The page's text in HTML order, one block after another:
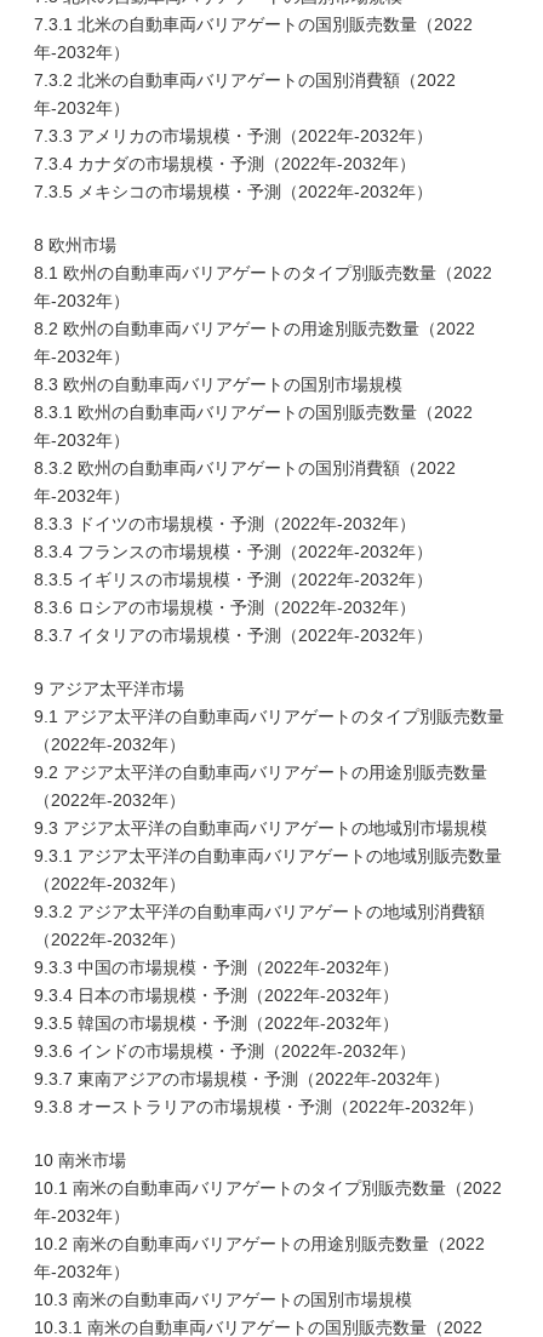
7.3.1 北米の自動車両バリアゲートの国別販売数量（2022
年-2032年）
7.3.2 北米の自動車両バリアゲートの国別消費額（2022
年-2032年）
7.3.3 アメリカの市場規模・予測（2022年-2032年）
7.3.4 カナダの市場規模・予測（2022年-2032年）
7.3.5 メキシコの市場規模・予測（2022年-2032年）
8 欧州市場
8.1 欧州の自動車両バリアゲートのタイプ別販売数量（2022
年-2032年）
8.2 欧州の自動車両バリアゲートの用途別販売数量（2022
年-2032年）
8.3 欧州の自動車両バリアゲートの国別市場規模
8.3.1 欧州の自動車両バリアゲートの国別販売数量（2022
年-2032年）
8.3.2 欧州の自動車両バリアゲートの国別消費額（2022
年-2032年）
8.3.3 ドイツの市場規模・予測（2022年-2032年）
8.3.4 フランスの市場規模・予測（2022年-2032年）
8.3.5 イギリスの市場規模・予測（2022年-2032年）
8.3.6 ロシアの市場規模・予測（2022年-2032年）
8.3.7 イタリアの市場規模・予測（2022年-2032年）
9 アジア太平洋市場
9.1 アジア太平洋の自動車両バリアゲートのタイプ別販売数量
（2022年-2032年）
9.2 アジア太平洋の自動車両バリアゲートの用途別販売数量
（2022年-2032年）
9.3 アジア太平洋の自動車両バリアゲートの地域別市場規模
9.3.1 アジア太平洋の自動車両バリアゲートの地域別販売数量
（2022年-2032年）
9.3.2 アジア太平洋の自動車両バリアゲートの地域別消費額
（2022年-2032年）
9.3.3 中国の市場規模・予測（2022年-2032年）
9.3.4 日本の市場規模・予測（2022年-2032年）
9.3.5 韓国の市場規模・予測（2022年-2032年）
9.3.6 インドの市場規模・予測（2022年-2032年）
9.3.7 東南アジアの市場規模・予測（2022年-2032年）
9.3.8 オーストラリアの市場規模・予測（2022年-2032年）
10 南米市場
10.1 南米の自動車両バリアゲートのタイプ別販売数量（2022
年-2032年）
10.2 南米の自動車両バリアゲートの用途別販売数量（2022
年-2032年）
10.3 南米の自動車両バリアゲートの国別市場規模
10.3.1 南米の自動車両バリアゲートの国別販売数量（2022